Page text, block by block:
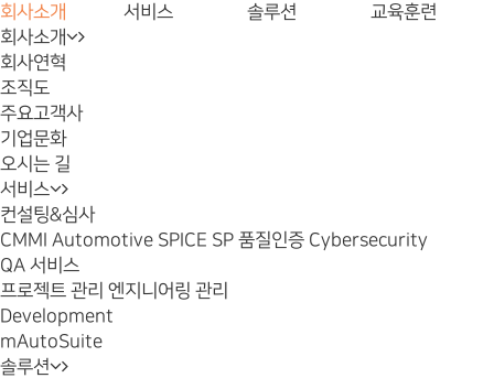
회사소개 서비스 솔루션
교육훈련
회사소개
회사연혁
조직도
주요고객사
기업문화
오시는 길
서비스
컨설팅&심사
CMMI Automotive SPICE SP 품질인증 Cybersecurity
QA 서비스
프로젝트 관리 엔지니어링 관리
Development
mAutoSuite
솔루션